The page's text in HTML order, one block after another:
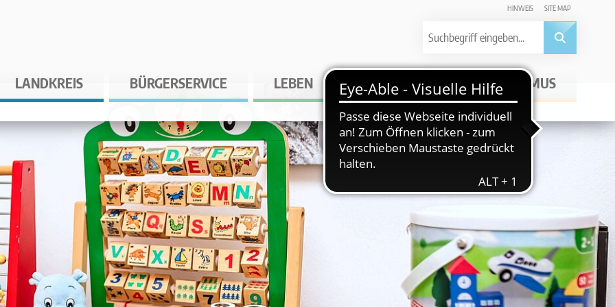
HINWEIS SITE MAP
LANDKREIS BÜRGERSERVICE LEBEN WIRTSCHAFT TOURISMUS